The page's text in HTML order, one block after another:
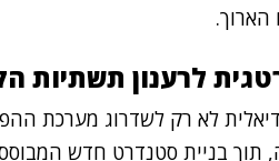
הארוך.
לרענון תשתיות
לא רק לשדרוג מערכת
תוך בניית סטנדרט חדש